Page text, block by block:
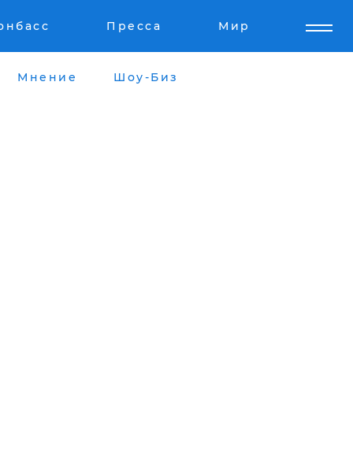
Пресса Мир
Мнение Шоу-Биз